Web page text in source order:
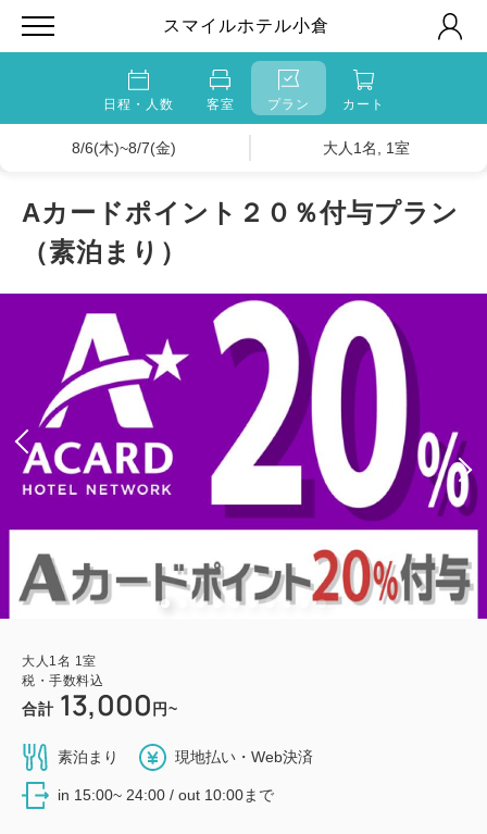
スマイルホテル小倉
日程・人数 客室 プラン カート
8/6(木)~8/7(金) 大人1名, 1室
Aカードポイント２０％付与プラン
（素泊まり）
大人 1 名 1 室
税・手数料込
合計 13,000 円~
素泊まり 現地払い・Web決済
in 15:00~ 24:00 / out 10:00まで